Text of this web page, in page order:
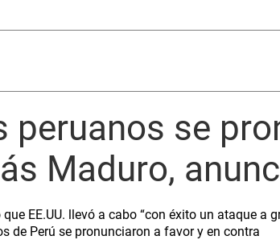
peruanos se
Maduro,
EE.UU. llevó a cabo “con éxito un ataque a
de Perú se pronunciaron a favor y en contra